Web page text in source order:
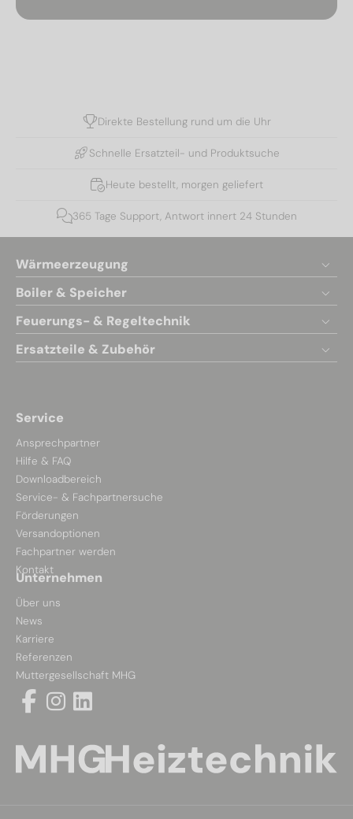
Direkte Bestellung rund um die Uhr
Schnelle Ersatzteil- und Produktsuche
Heute bestellt, morgen geliefert
365 Tage Support, Antwort innert 24 Stunden
Wärmeerzeugung
Boiler & Speicher
Feuerungs- & Regeltechnik
Ersatzteile & Zubehör
Service
Ansprechpartner
Hilfe & FAQ
Downloadbereich
Service- & Fachpartnersuche
Förderungen
Versandoptionen
Fachpartner werden
Kontakt
Unternehmen
Über uns
News
Karriere
Referenzen
Muttergesellschaft MHG